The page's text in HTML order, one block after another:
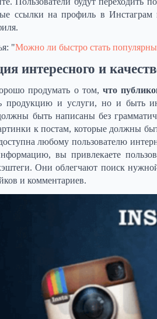
ссылки на профиль в
"Можно ли быстро стать
интересного и
продумать о том, что
продукцию и услуги, но и быть
быть написаны без
к постам, которые должны
любому пользователю
вы привлекаете
Они облегчают поиск
и комментариев.